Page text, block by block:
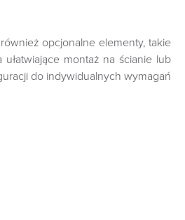
opcjonalne elementy, takie
montaż na ścianie lub
do indywidualnych wymagań